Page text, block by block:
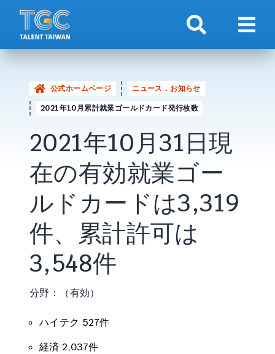
検索 ナビ
公式ホームページ
ニュース．お知らせ
2021年10月累計就業ゴールドカード発行枚数
2021年10月31日現
在の有効就業ゴー
ルドカードは3,319
件、累計許可は
3,548件
分野：（有効）
ハイテク 527件
経済 2,037件